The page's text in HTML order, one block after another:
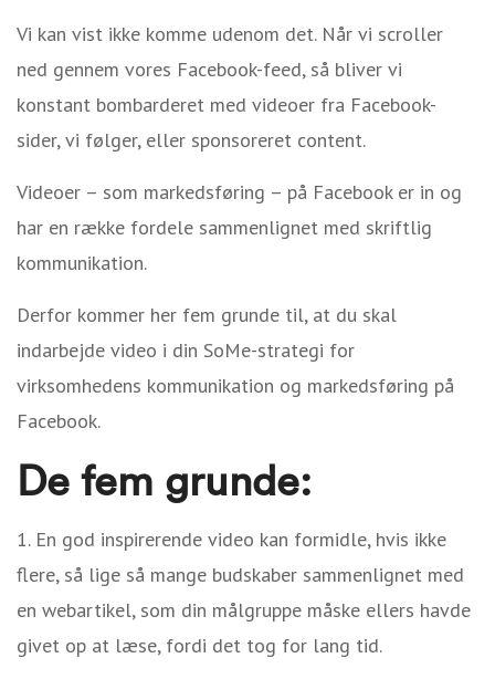
Vi kan vist ikke komme udenom det. Når vi scroller
ned gennem vores Facebook-feed, så bliver vi
konstant bombarderet med videoer fra Facebook-
sider, vi følger, eller sponsoreret content.
Videoer – som markedsføring – på Facebook er in og
har en række fordele sammenlignet med skriftlig
kommunikation.
Derfor kommer her fem grunde til, at du skal
indarbejde video i din SoMe-strategi for
virksomhedens kommunikation og markedsføring på
Facebook.
De fem grunde:
En god inspirerende video kan formidle, hvis ikke
flere, så lige så mange budskaber sammenlignet med
en webartikel, som din målgruppe måske ellers havde
givet op at læse, fordi det tog for lang tid.